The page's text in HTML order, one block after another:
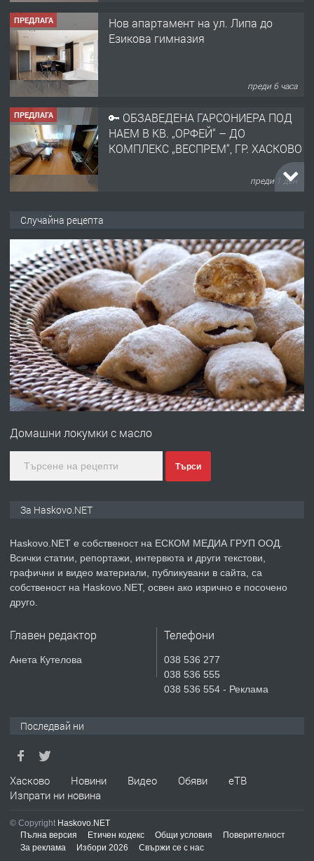
ПРЕДЛАГА
Нов апартамент на ул. Липа до
Езикова гимназия
преди 6 часа
ПРЕДЛАГА
🔑 ОБЗАВЕДЕНА ГАРСОНИЕРА ПОД
НАЕМ В КВ. „ОРФЕЙ“ – ДО
КОМПЛЕКС „ВЕСПРЕМ“, ГР. ХАСКОВО
преди 1 ден
АПАРТАМЕНТ В ЦЕНТЪРА НА ГР.
ХАСКОВО
преди 2 дни
ПРЕДЛАГА Давам гараж под наем
преди 2 дни
ПРЕДЛАГА
№4120 Магазин/Офис под наем в кв.
градската градина!
преди 3 дни
ПРЕДЛАГА
Продавам парцел в гр. Хасково кв.
СГЛОБЯВАНЕ НА МЕБЕЛИ.
ПРЕДЛАГА
№4119 Едностаен обзаведен
Случайна рецепта
Домашни локумки с масло
Търси
За Haskovo.NET
Haskovo.NET е собственост на ЕСКОМ МЕДИА ГРУП ООД.
Всички статии, репортажи, интервюта и други текстови,
графични и видео материали, публикувани в сайта, са
собственост на Haskovo.NET, освен ако изрично е посочено
друго.
Главен редактор
Анета Кутелова
Телефони
038 536 277
038 536 555
038 536 554 - Реклама
Последвай ни
Хасково Новини Видео Обяви
еТВ
Изпрати ни новина
© Copyright Haskovo.NET
Пълна версия
Етичен кодекс Общи условия
Поверителност
За реклама
Избори 2026 Свържи се с нас